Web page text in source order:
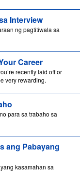
Interview
ng pagtitiwala sa
Career
recently laid off or
very rewarding.
para sa trabaho sa
ang Pabayang
kasamahan sa